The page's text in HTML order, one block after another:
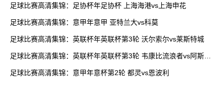
足球比赛高清集锦：足协杯年足协杯 上海海港vs上海申花
足球比赛高清集锦：意甲年意甲 亚特兰大vs科莫
足球比赛高清集锦：英联杯年英联杯第3轮 沃尔索尔vs莱斯特城
足球比赛高清集锦：英联杯年英联杯第3轮 韦康比流浪者vs阿斯顿
足球比赛高清集锦：意甲年意杯第2轮 都灵vs恩波利